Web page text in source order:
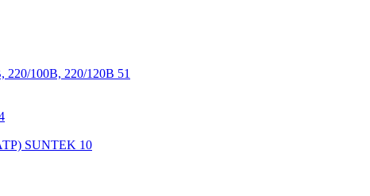
220/100В, 220/120В 51
SUNTEK 10